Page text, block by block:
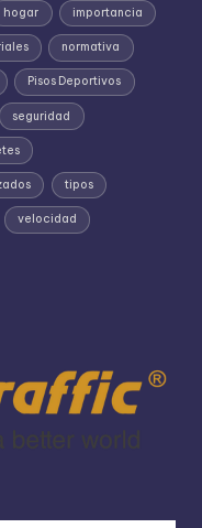
hogar importancia
normativa
Pisos Deportivos
seguridad
tipos
velocidad